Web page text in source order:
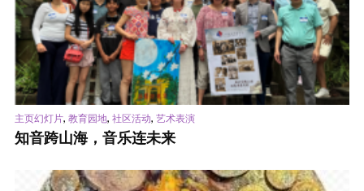
主页幻灯片, 教育园地, 社区活动, 艺术表演
知音跨山海，音乐连未来